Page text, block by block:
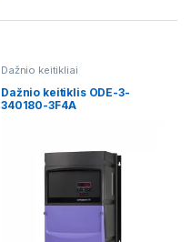
Dažnio keitikliai
Dažnio keitiklis ODE-3-
340180-3F4A